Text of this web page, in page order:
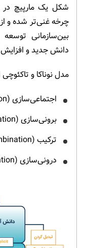
شکل یک مارپیچ در
چرخه غنی‌تر شده و
بین‌سازمانی
دانش جدید و
مدل نوناکا و
اجتماعی‌سازی (Socialization)
برونی‌سازی (Externalization)
ترکیب (Combination)
درونی‌سازی (Internalization)